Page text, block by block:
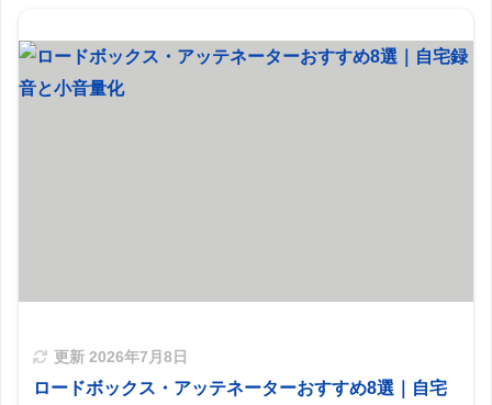
更新 2026年7月8日
ロードボックス・アッテネーターおすすめ8選｜自宅